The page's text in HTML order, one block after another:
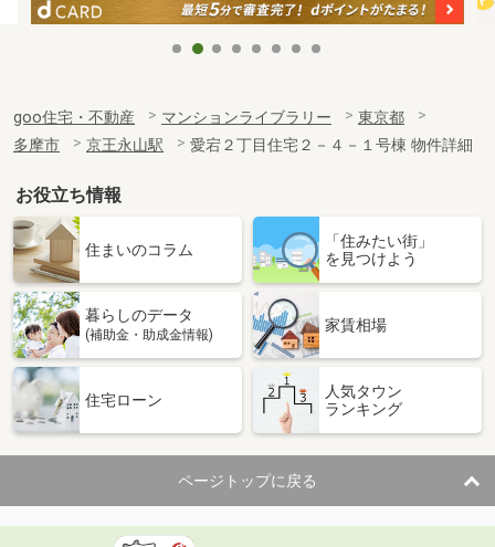
goo住宅・不動産 マンションライブラリー
東京都
多摩市
京王永山駅 愛宕２丁目住宅２－４－１号棟 物件詳細
お役立ち情報
住まいのコラム
「住みたい街」
を見つけよう
暮らしのデータ
(補助金・助成金情報)
家賃相場
住宅ローン
人気タウン
ランキング
ページトップに戻る